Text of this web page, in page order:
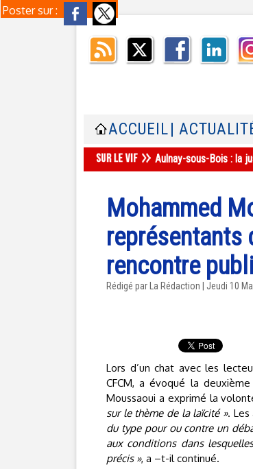
Poster sur :
ACCUEIL |
Aulnay-sous-Bois : la
Mohammed
représentants
rencontre
Rédigé par La Rédaction | Jeudi 10
Lors d’un chat avec les
CFCM, a évoqué la
Moussaoui a exprimé la
sur le thème de la laïcité ». Les
du type pour ou contre un
aux conditions dans
précis », a –t-il continué.